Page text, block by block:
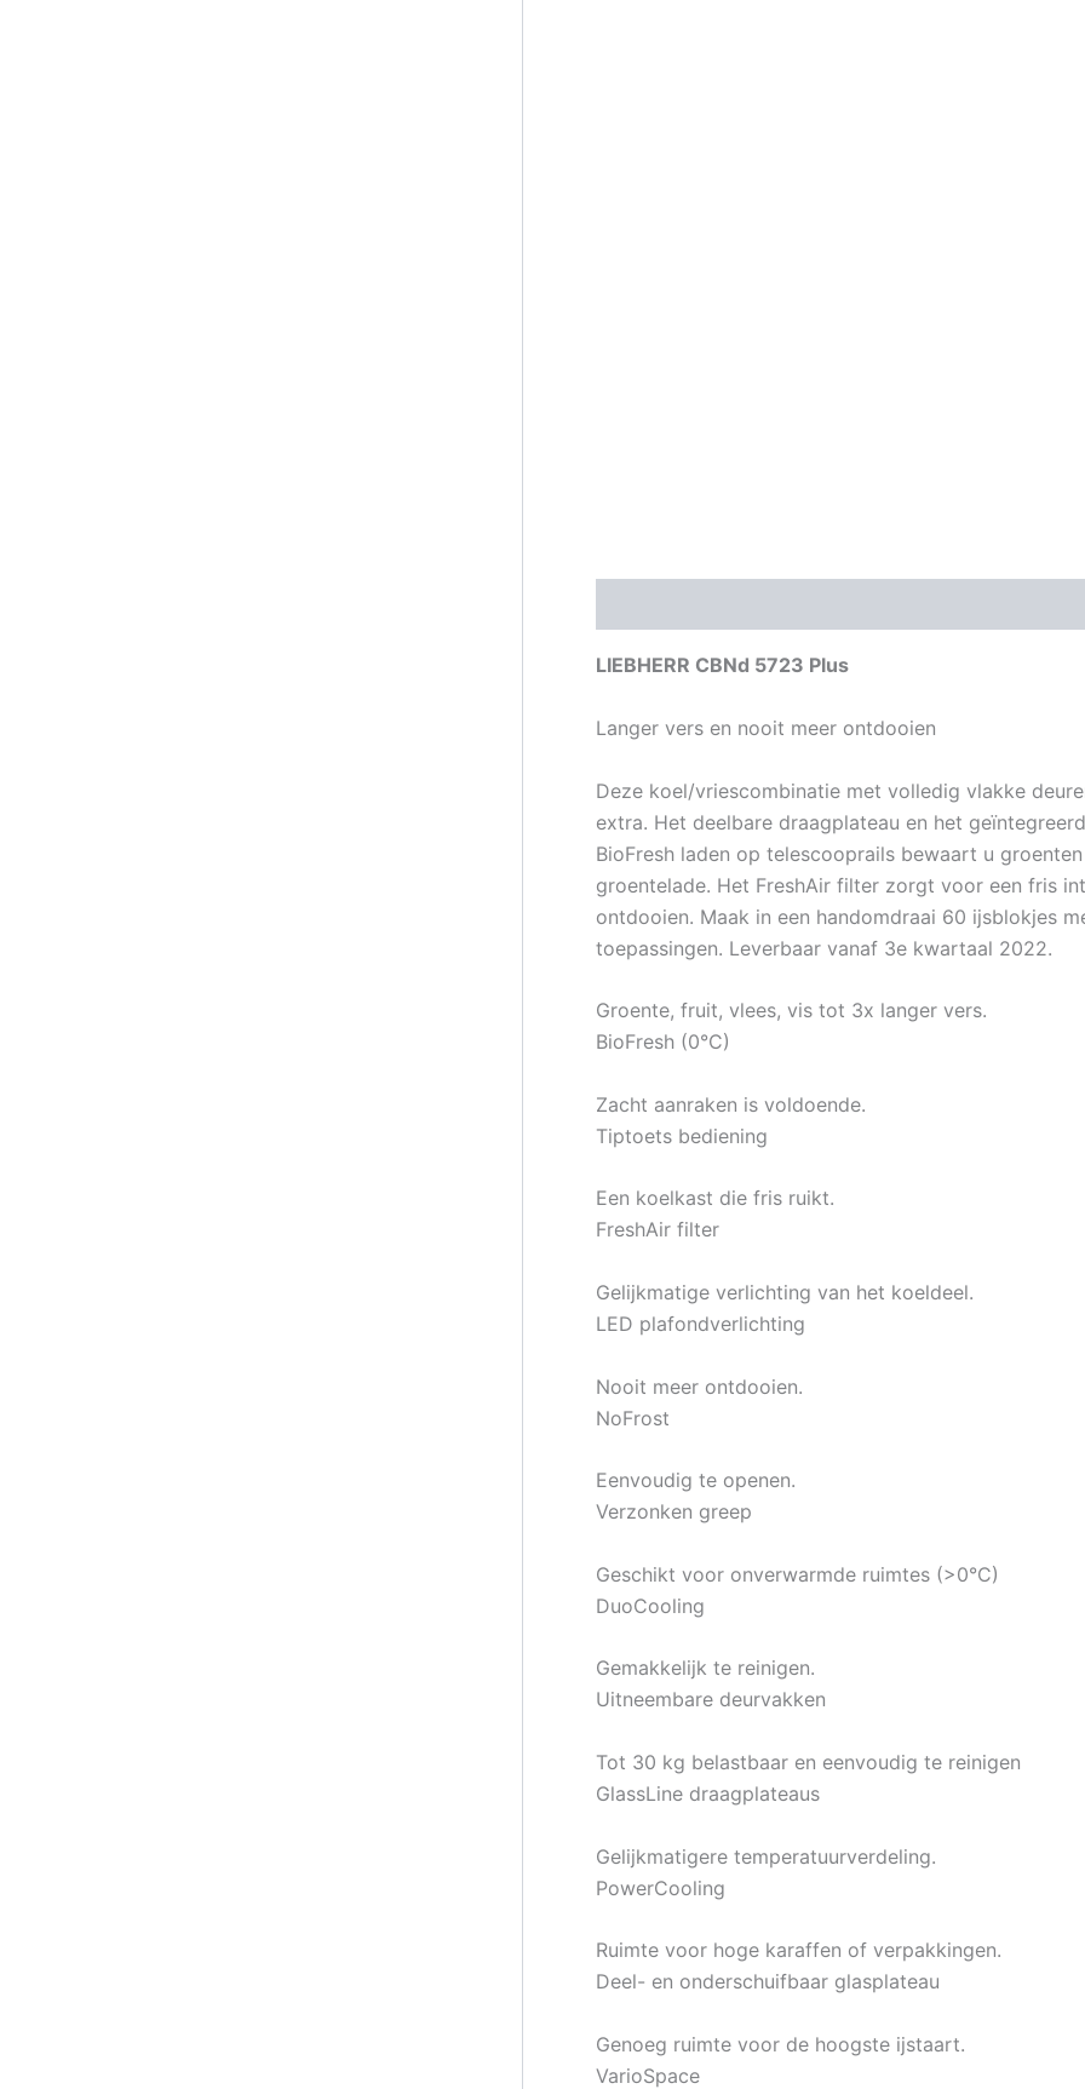
LIEBHERR CBNd 5723 Plus
Langer vers en nooit meer ontdooien
Deze koel/vriescombinatie met volledig vlakke
extra. Het deelbare draagplateau en het
BioFresh laden op telescooprails bewaart u
groentelade. Het FreshAir filter zorgt voor een fris
ontdooien. Maak in een handomdraai 60 ijsblokjes
toepassingen. Leverbaar vanaf 3e kwartaal 2022.
Groente, fruit, vlees, vis tot 3x langer vers.
BioFresh (0°C)
Zacht aanraken is voldoende.
Tiptoets bediening
Een koelkast die fris ruikt.
FreshAir filter
Gelijkmatige verlichting van het koeldeel.
LED plafondverlichting
Nooit meer ontdooien.
NoFrost
Eenvoudig te openen.
Verzonken greep
Geschikt voor onverwarmde ruimtes (>0°C)
DuoCooling
Gemakkelijk te reinigen.
Uitneembare deurvakken
Tot 30 kg belastbaar en eenvoudig te reinigen
GlassLine draagplateaus
Gelijkmatigere temperatuurverdeling.
PowerCooling
Ruimte voor hoge karaffen of verpakkingen.
Deel- en onderschuifbaar glasplateau
Genoeg ruimte voor de hoogste ijstaart.
VarioSpace